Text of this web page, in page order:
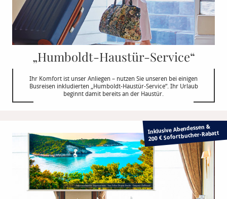
„Humboldt-Haustür-Service“
Ihr Komfort ist unser Anliegen – nutzen Sie unseren bei einigen
Busreisen inkludierten „Humboldt-Haustür-Service“. Ihr Urlaub
beginnt damit bereits an der Haustür.
Inklusive Abendessen &
200 € Sofortbucher-Rabatt